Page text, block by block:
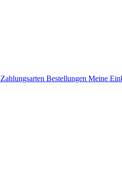
Zahlungsarten Bestellungen Meine